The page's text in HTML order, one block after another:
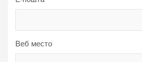
Веб место